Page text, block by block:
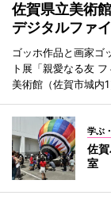
佐賀県立美術
デジタルファ
ゴッホ作品と画家ゴ
ト展「親愛なる友
美術館（佐賀市城内
学ぶ
佐
室